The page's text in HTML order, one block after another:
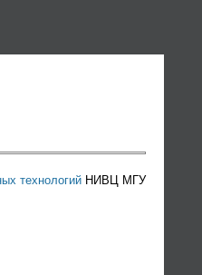
технологий НИВЦ МГУ